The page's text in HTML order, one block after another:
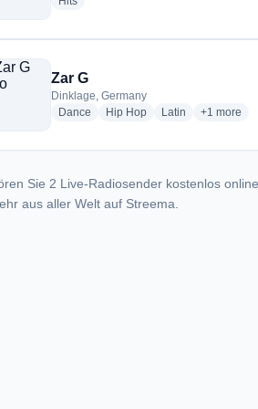
Zar G
Dinklage, Germany
Dance radio stations
Hip Hopradio stations
Latin radio stations
+1 more
more
Sie 2 Live-Radiosender kostenlos
aus aller Welt auf Streema.